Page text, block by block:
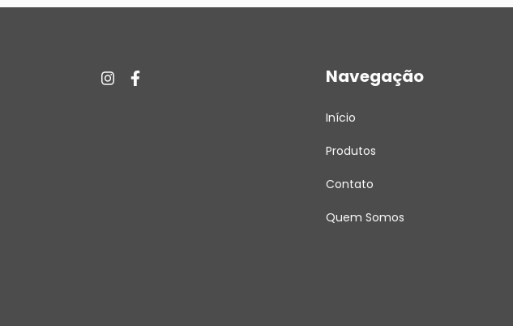
Navegação
Início
Produtos
Contato
Quem Somos